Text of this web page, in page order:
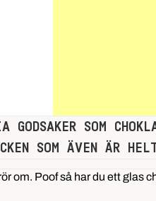
GODSAKER SOM
SOM ÄVEN ÄR
om. Poof så har du ett glas